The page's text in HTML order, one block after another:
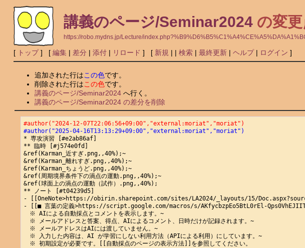
講義のページ/Seminar2024の変更
https://robo.mydns.jp/Lecture/
[ トップ] [ 編集| 差分 | 添付| リロード ] [ 新規 | | 検索| 最終更新| ヘルプ| ログイン ]
追加された行はこの色です。
削除された行はこの色です。
講義のページ/Seminar2024へ行く。
講義のページ/Seminar2024 の差分を削除
#author("2024-12-07T22:06:56+09:00","external:moriat","moriat")
#author("2025-04-16T13:13:29+09:00","external:moriat","moriat")
* 専攻演習 [#e2ab86af]
** 臨時 [#j574e0fd]
&ref(Karman_近すぎ.png,,40%);~
&ref(Karman_離れすぎ.png,,40%);~
&ref(Karman_ちょうど.png,,40%);~
&ref(周期境界条件下の渦点の運動.png,,40%);~
&ref(球面上の渦点の運動（試作）.png,,40%);
** ノート [#t04239d5]
- [[OneNote>https://obirin.sharepoint.com/sites/LA2024/_layouts/15/
- [[■ 言葉の定義>https://script.google.com/macros/s/AKfycbzpEo5BtL0rEl-
※ AIによる自動採点とコメントを表示します。~
※ メールアドレスと答案、得点、AIによるコメント、日時だけが記録されます。~
※ メールアドレスはAIには渡していません。~
※ 入力した内容は、AI が学習にしない利用方法（APIによる利用）にしています。~
※ 初期設定が必要です。[[自動採点のページの表示方法]]を参照してください。